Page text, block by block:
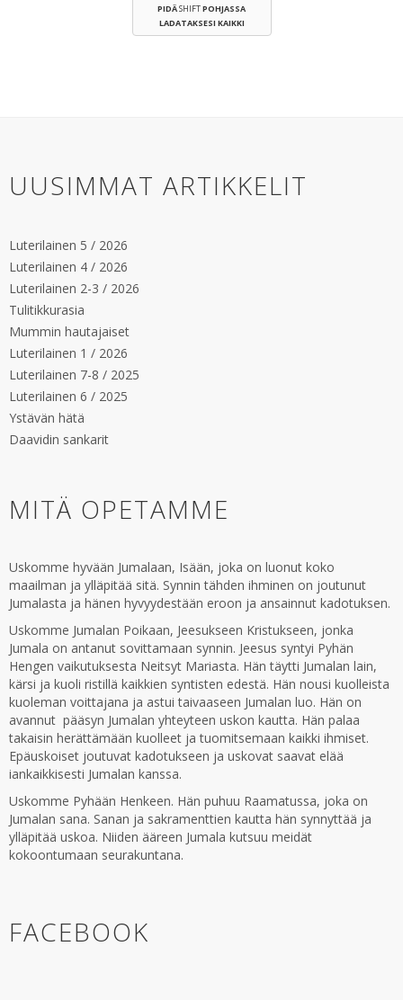
PIDÄSHIFTPOHJASSA
LADATAKSESI KAIKKI
UUSIMMAT ARTIKKELIT
Luterilainen 5 / 2026
Luterilainen 4 / 2026
Luterilainen 2-3 / 2026
Tulitikkurasia
Mummin hautajaiset
Luterilainen 1 / 2026
Luterilainen 7-8 / 2025
Luterilainen 6 / 2025
Ystävän hätä
Daavidin sankarit
MITÄ OPETAMME
Uskomme hyvään Jumalaan, Isään, joka on luonut koko
maailman ja ylläpitää sitä. Synnin tähden ihminen on joutunut
Jumalasta ja hänen hyvyydestään eroon ja ansainnut kadotuksen.
Uskomme Jumalan Poikaan, Jeesukseen Kristukseen, jonka
Jumala on antanut sovittamaan synnin. Jeesus syntyi Pyhän
Hengen vaikutuksesta Neitsyt Mariasta. Hän täytti Jumalan lain,
kärsi ja kuoli ristillä kaikkien syntisten edestä. Hän nousi kuolleista
kuoleman voittajana ja astui taivaaseen Jumalan luo. Hän on
avannut pääsyn Jumalan yhteyteen uskon kautta. Hän palaa
takaisin herättämään kuolleet ja tuomitsemaan kaikki ihmiset.
Epäuskoiset joutuvat kadotukseen ja uskovat saavat elää
iankaikkisesti Jumalan kanssa.
Uskomme Pyhään Henkeen. Hän puhuu Raamatussa, joka on
Jumalan sana. Sanan ja sakramenttien kautta hän synnyttää ja
ylläpitää uskoa. Niiden ääreen Jumala kutsuu meidät
kokoontumaan seurakuntana.
FACEBOOK